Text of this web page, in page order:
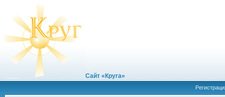
Сайт «Круга»